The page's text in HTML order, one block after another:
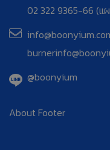
02 322 9365-66 (แ
@boonyium
About Footer